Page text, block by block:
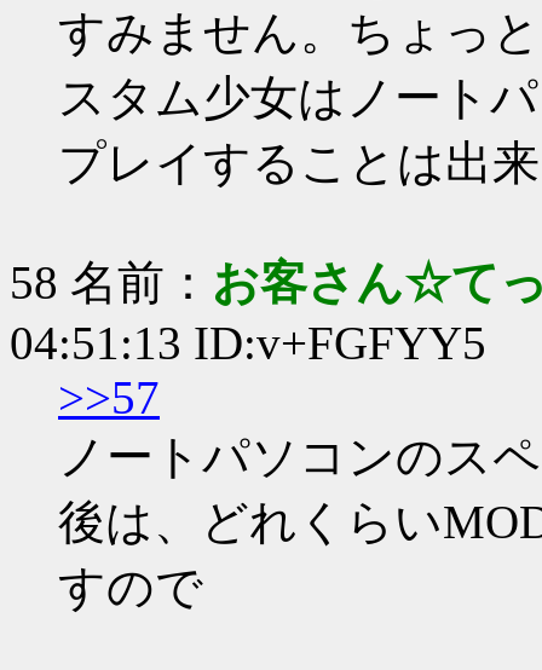
すみません。ちょっ
スタム少女はノート
プレイすることは出
58 名前： お客さん☆て
04:51:13 ID:v+FGFYY5
>>57
ノートパソコンのス
後は、どれくらい
すので